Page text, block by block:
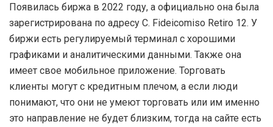
Появилась биржа в 2022 году, а официально она была
зарегистрирована по адресу C. Fideicomiso Retiro 12. У
биржи есть регулируемый терминал с хорошими
графиками и аналитическими данными. Также она
имеет свое мобильное приложение. Торговать
клиенты могут с кредитным плечом, а если люди
понимают, что они не умеют торговать или им именно
это направление не будет близким, тогда на сайте есть